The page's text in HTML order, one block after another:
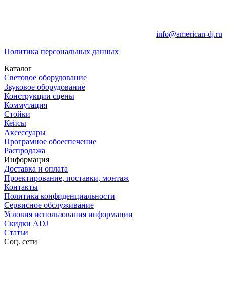
info@american-dj.ru
Политика персональных данных
Каталог
Световое оборудование
Звуковое оборудование
Конструкции сцены
Коммутация
Стойки
Кейсы
Аксессуары
Програмное обоеспечение
Распродажа
Информация
Доставка и оплата
Проектирование, поставки, монтаж
Контакты
Политика конфиденциальности
Сервисное обслуживание
Условия использования информации
Скидки ADJ
Статьи
Соц. сети